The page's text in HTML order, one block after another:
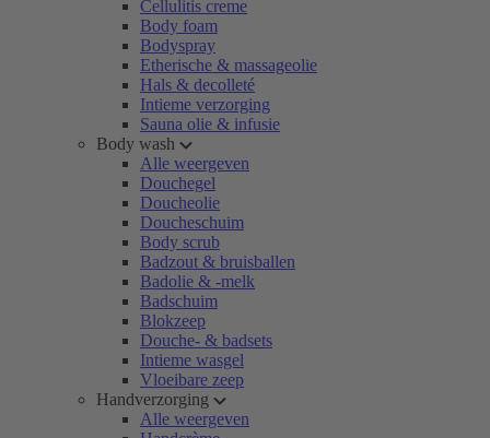
Cellulitis creme
Body foam
Bodyspray
Etherische & massageolie
Hals & decolleté
Intieme verzorging
Sauna olie & infusie
Body wash
Alle weergeven
Douchegel
Doucheolie
Doucheschuim
Body scrub
Badzout & bruisballen
Badolie & -melk
Badschuim
Blokzeep
Douche- & badsets
Intieme wasgel
Vloeibare zeep
Handverzorging
Alle weergeven